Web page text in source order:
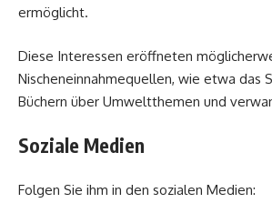
ermöglicht.
Diese Interessen eröffneten
Nischeneinnahmequellen, wie etwa das
Büchern über Umweltthemen und
Soziale Medien
Folgen Sie ihm in den sozialen Medien: